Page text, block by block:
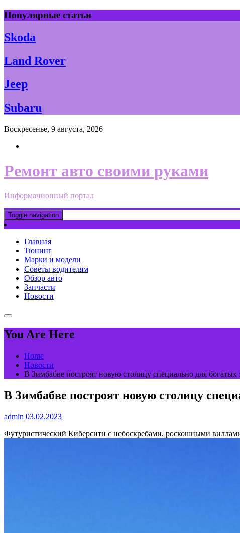
Skip
to
content
Популярные статьи
Skoda
Land Rover
Jeep
Subaru
Воскресенье, 9 августа, 2026
Ремонт авто своими руками
Информационный портал
Toggle navigation
Главная
Тюнинг
Марки и модели
Советы водителям
Обзор авто
Запчасти
Новости
You Are Here
Home
Новости
В Зимбабве построят новую столицу специально для
В Зимбабве построят новую столицу
admin 03.02.2023
Футуристический Киберсити с небоскребами, роскошными